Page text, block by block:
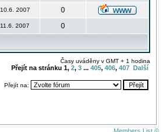
10.6. 2007
0
11.6. 2007 0
Časy uváděny v GMT + 1 hodina
Přejít na stránku 1, 2, 3 ... 405, 406, 407 Další
Přejít na: